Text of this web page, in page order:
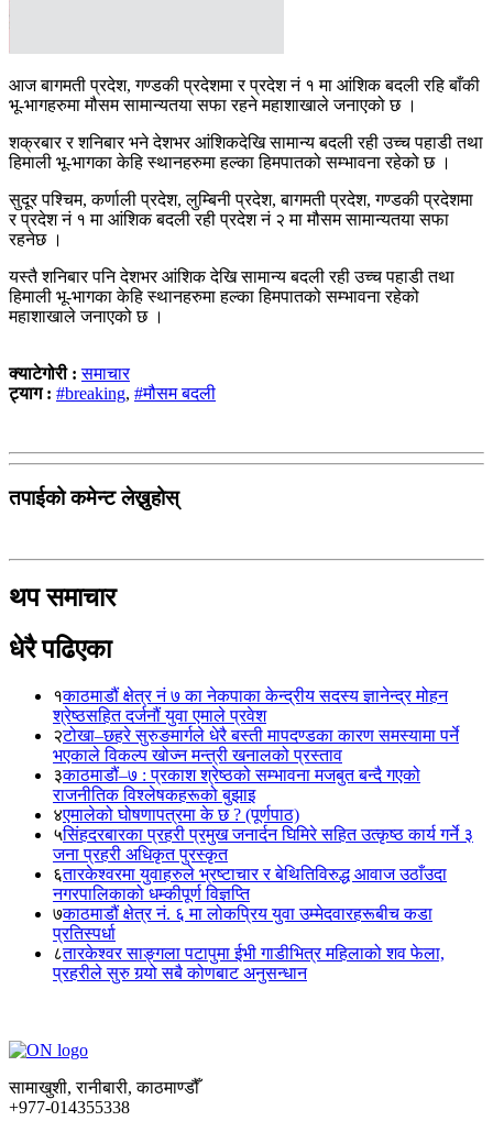
आज बागमती प्रदेश, गण्डकी प्रदेशमा र प्रदेश नं १ मा आंशिक बदली रहि बाँकी
भू-भागहरुमा मौसम सामान्यतया सफा रहने महाशाखाले जनाएको छ ।
शक्रबार र शनिबार भने देशभर आंशिकदेखि सामान्य बदली रही उच्च पहाडी तथा
हिमाली भू-भागका केहि स्थानहरुमा हल्का हिमपातको सम्भावना रहेको छ ।
सुदूर पश्चिम, कर्णाली प्रदेश, लुम्बिनी प्रदेश, बागमती प्रदेश, गण्डकी प्रदेशमा
र प्रदेश नं १ मा आंशिक बदली रही प्रदेश नं २ मा मौसम सामान्यतया सफा
रहनेछ ।
यस्तै शनिबार पनि देशभर आंशिक देखि सामान्य बदली रही उच्च पहाडी तथा
हिमाली भू-भागका केहि स्थानहरुमा हल्का हिमपातको सम्भावना रहेको
महाशाखाले जनाएको छ ।
क्याटेगोरी :समाचार
ट्याग : #breaking, #मौसम बदली
तपाईको कमेन्ट लेख्नुहोस्
थप समाचार
धेरै पढिएका
१काठमाडौं क्षेत्र नं ७ का नेकपाका केन्द्रीय सदस्य ज्ञानेन्द्र मोहन
श्रेष्ठसहित दर्जनौं युवा एमाले प्रवेश
२टोखा–छहरे सुरुङमार्गले धेरै बस्ती मापदण्डका कारण समस्यामा पर्ने
भएकाले विकल्प खोज्न मन्त्री खनालको प्रस्ताव
३काठमाडौं–७ : प्रकाश श्रेष्ठको सम्भावना मजबुत बन्दै गएको
राजनीतिक विश्लेषकहरूको बुझाइ
४एमालेको घोषणापत्रमा के छ ? (पूर्णपाठ)
५सिंहदरबारका प्रहरी प्रमुख जनार्दन घिमिरे सहित उत्कृष्ठ कार्य गर्ने ३
जना प्रहरी अधिकृत पुरस्कृत
६तारकेश्वरमा युवाहरुले भ्रष्टाचार र बेथितिविरुद्ध आवाज उठाँउदा
नगरपालिकाको धम्कीपूर्ण विज्ञप्ति
७काठमाडौं क्षेत्र नं. ६ मा लोकप्रिय युवा उम्मेदवारहरूबीच कडा
प्रतिस्पर्धा
८तारकेश्वर साङ्गला पटापुमा ईभी गाडीभित्र महिलाको शव फेला,
प्रहरीले सुरु गर्‍यो सबै कोणबाट अनुसन्धान
सामाखुशी, रानीबारी, काठमाण्डौँ
+977-014355338